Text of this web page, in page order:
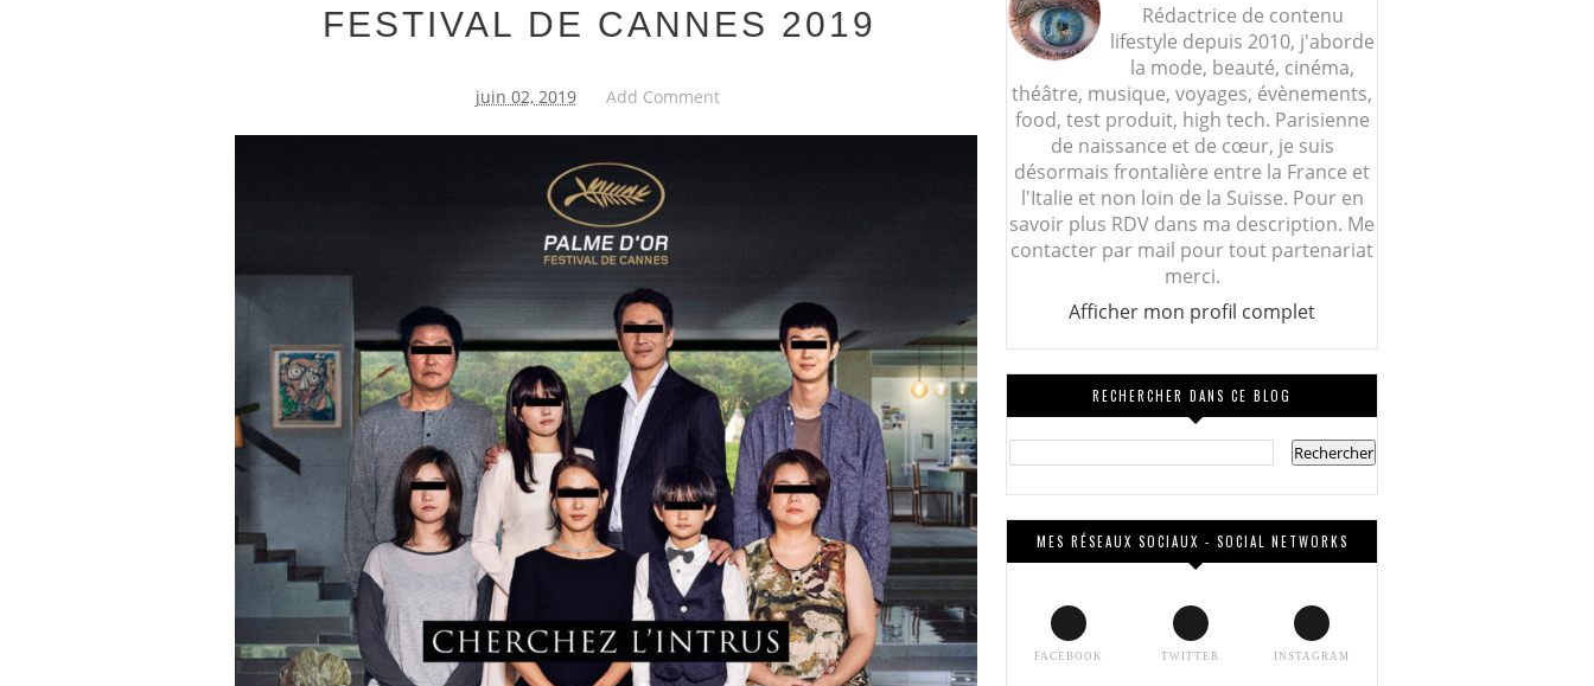
FESTIVAL DE CANNES 2019
juin 02, 2019 Add Comment
Rédactrice de contenu
lifestyle depuis 2010, j'aborde
la mode, beauté, cinéma,
théâtre, musique, voyages, évènements,
food, test produit, high tech. Parisienne
de naissance et de cœur, je suis
désormais frontalière entre la France et
l'Italie et non loin de la Suisse. Pour en
savoir plus RDV dans ma description. Me
contacter par mail pour tout partenariat
merci.
Afficher mon profil complet
RECHERCHER DANS CE BLOG
MES RÉSEAUX SOCIAUX - SOCIAL NETWORKS
FACEBOOK TWITTER INSTAGRAM